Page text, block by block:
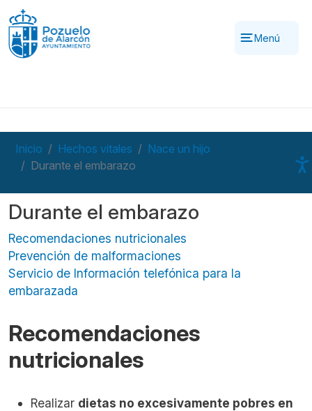
Pasar al contenido principal
Menú
Inicio Hechos vitales
Nace un hijo
Durante el embarazo
Durante el embarazo
Recomendaciones nutricionales
Prevención de malformaciones
Servicio de Información telefónica para la
embarazada
Recomendaciones
nutricionales
Realizar dietas no excesivamente pobres en